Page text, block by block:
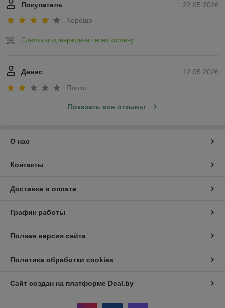
22.05.2026
Покупатель
Хорошо
Сделка подтверждена через корзину
12.05.2026
Денис
Плохо
Показать все отзывы
О нас
Контакты
Доставка и оплата
График работы
Полная версия сайта
Политика обработки cookies
Сайт создан на платформе Deal.by